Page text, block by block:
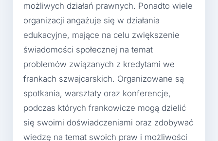
możliwych działań prawnych. Ponadto wiele
organizacji angażuje się w działania
edukacyjne, mające na celu zwiększenie
świadomości społecznej na temat
problemów związanych z kredytami we
frankach szwajcarskich. Organizowane są
spotkania, warsztaty oraz konferencje,
podczas których frankowicze mogą dzielić
się swoimi doświadczeniami oraz zdobywać
wiedzę na temat swoich praw i możliwości